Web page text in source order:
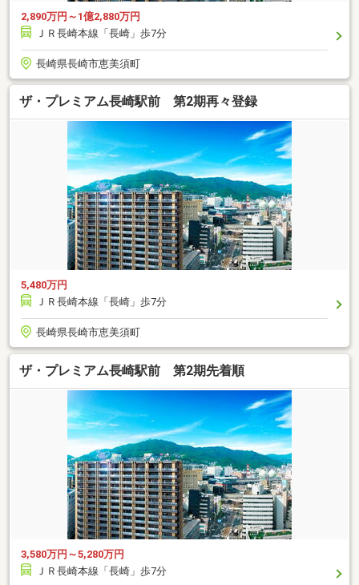
2,890万円～1億2,880万円
ＪＲ長崎本線「長崎」歩7分
長崎県長崎市恵美須町
ザ・プレミアム長崎駅前 第2期再々登録
5,480万円
ＪＲ長崎本線「長崎」歩7分
長崎県長崎市恵美須町
ザ・プレミアム長崎駅前 第2期先着順
3,580万円～5,280万円
ＪＲ長崎本線「長崎」歩7分